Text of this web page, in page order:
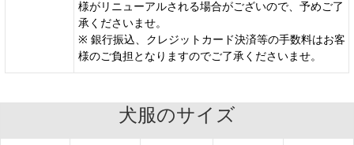
様がリニューアルされる場合がございので、予めご了
承くださいませ。
※ 銀行振込、クレジットカード決済等の手数料はお客
様のご負担となりますのでご了承くださいませ。
犬服のサイズ